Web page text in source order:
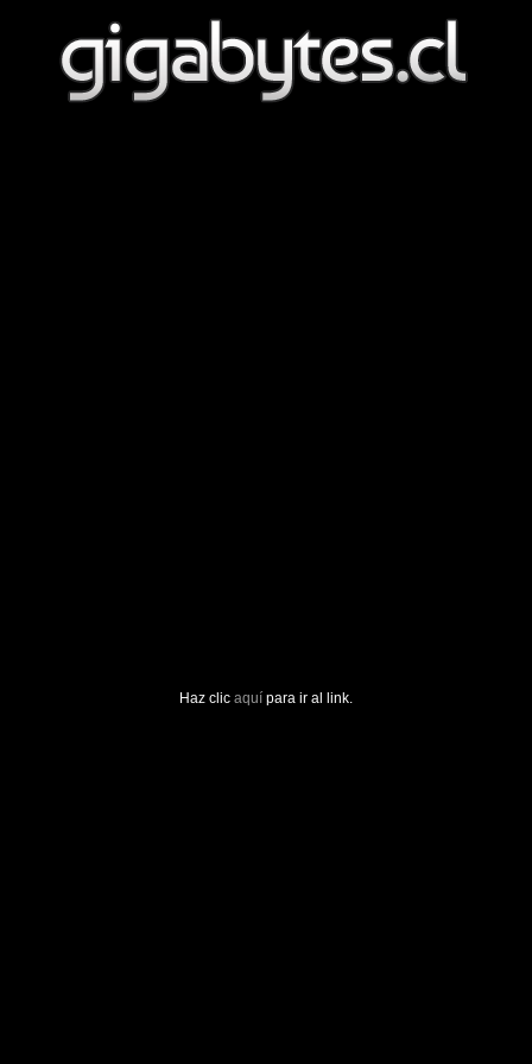
Haz clic aquí para ir al link.